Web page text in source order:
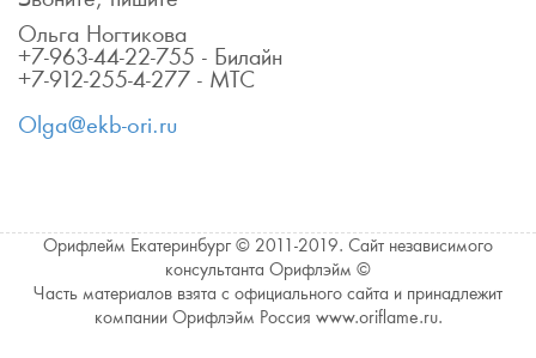
Ольга Ногтикова
+7-963-44-22-755 - Билайн
+7-912-255-4-277 - МТС
Olga@ekb-ori.ru
Орифлейм Екатеринбург © 2011-2019. Сайт независимого
консультанта Орифлэйм ©
Часть материалов взята с официального сайта и принадлежит
компании Орифлэйм Россия www.oriflame.ru.